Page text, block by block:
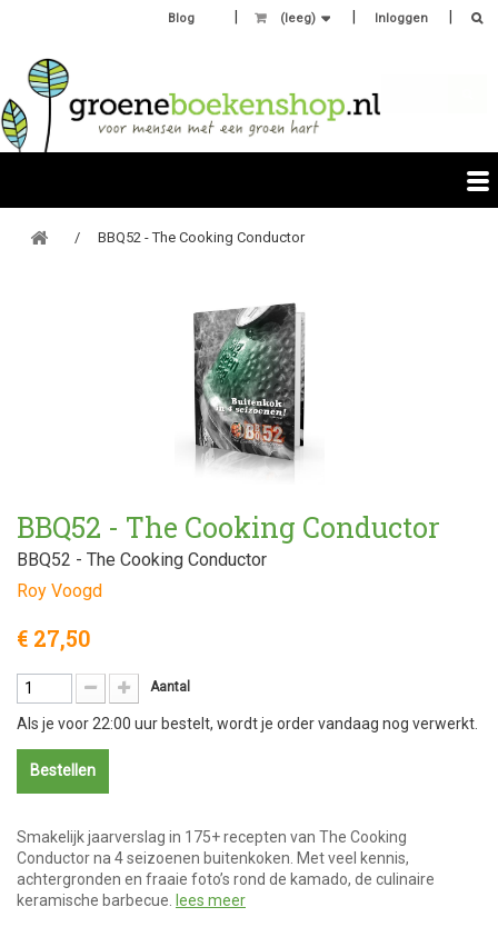
Inloggen
(leeg)
Blog
BBQ52 - The Cooking Conductor
BBQ52 - The Cooking Conductor
BBQ52 - The Cooking Conductor
Roy Voogd
€ 27,50
Aantal
Als je voor 22:00 uur bestelt, wordt je order vandaag nog verwerkt.
Bestellen
Smakelijk jaarverslag in 175+ recepten van The Cooking
Conductor na 4 seizoenen buitenkoken. Met veel kennis,
achtergronden en fraaie foto’s rond de kamado, de culinaire
keramische barbecue. lees meer